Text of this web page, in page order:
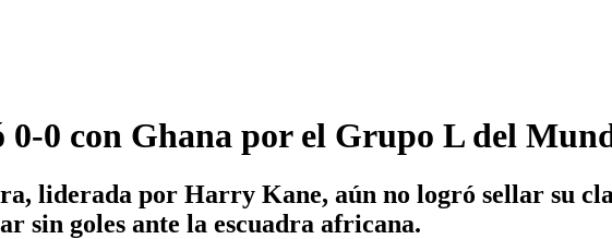
0 con Ghana por el Grupo L del
liderada por Harry Kane, aún no logró sellar su
sin goles ante la escuadra africana.